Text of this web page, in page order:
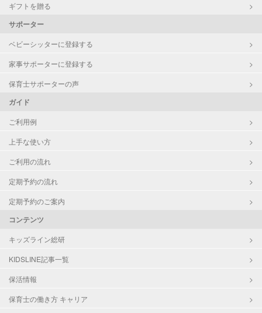
ギフトを贈る
サポーター
ベビーシッターに登録する
家事サポーターに登録する
保育士サポーターの声
ガイド
ご利用例
上手な使い方
ご利用の流れ
定期予約の流れ
定期予約のご案内
コンテンツ
キッズライン総研
KIDSLINE記事一覧
保活情報
保育士の働き方 キャリア